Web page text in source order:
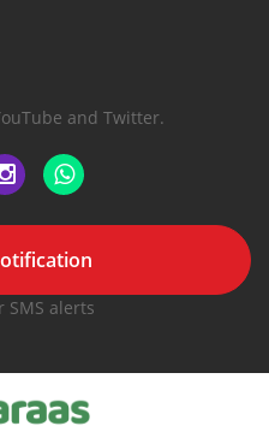
and Twitter.
SMS alerts